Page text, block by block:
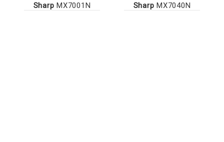
Sharp MX7001N Sharp MX7040N